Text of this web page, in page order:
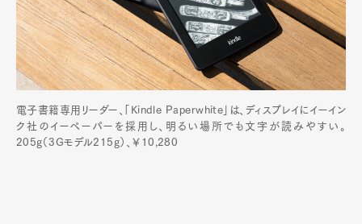
電子書籍専用リーダー、「Kindle Paperwhite」は、ディスプレイにイーイン
ク社のイーペーパーを採用し、明るい場所でも文字が読みやすい。
205g（3Gモデル215g）、￥10,280